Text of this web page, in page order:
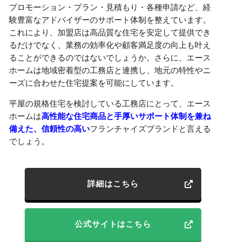
プロモーション・プラン・見積もり・各種申請など、経
験豊富なアドバイザーのサポート体制を整えています。​
これにより、加盟店は高品質な住宅を安定して提供でき
るだけでなく、業務の効率化や顧客満足度の向上も叶え
ることができるのではないでしょうか。​さらに、エース
ホームは地域密着型の工務店と連携し、地元の特性やニ
ーズに合わせた住宅提案を可能にしています。​
平屋の規格住宅を検討している工務店にとって、エース
ホームは高性能な住宅商品と手厚いサポート体制を兼ね
備えた、信頼性の高いフランチャイズブランドと言える
でしょう。
詳細はこちら
公式サイトはこちら